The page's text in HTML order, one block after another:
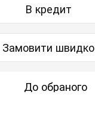
В кредит
Замовити швидко
До обраного